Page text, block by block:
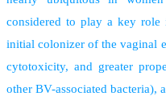
considered to play a key role
initial colonizer of the vaginal
cytotoxicity, and greater
other BV-associated bacteria),